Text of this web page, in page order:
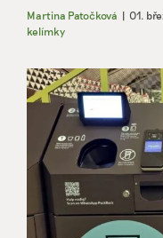
Martina Patočková | 01.
kelímky
Zobrazit
větší
obrázek